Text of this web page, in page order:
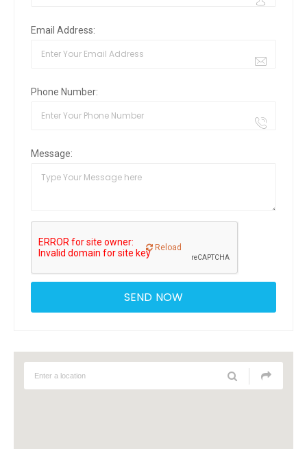
Email Address:
Phone Number:
Message:
Reload